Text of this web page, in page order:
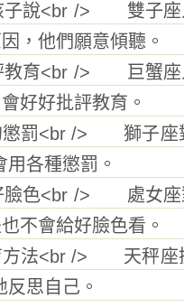
說<br /> 雙子座人
，他們願意傾聽。
育<br /> 巨蟹座人
好好批評教育。
罰<br /> 獅子座對
用各種懲罰。
色<br /> 處女座對
不會給好臉色看。
法<br /> 天秤座擅
反思自己。